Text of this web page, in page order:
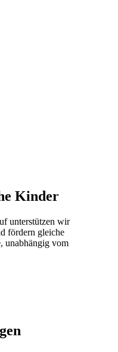
Kinder
unterstützen wir
fördern gleiche
unabhängig vom